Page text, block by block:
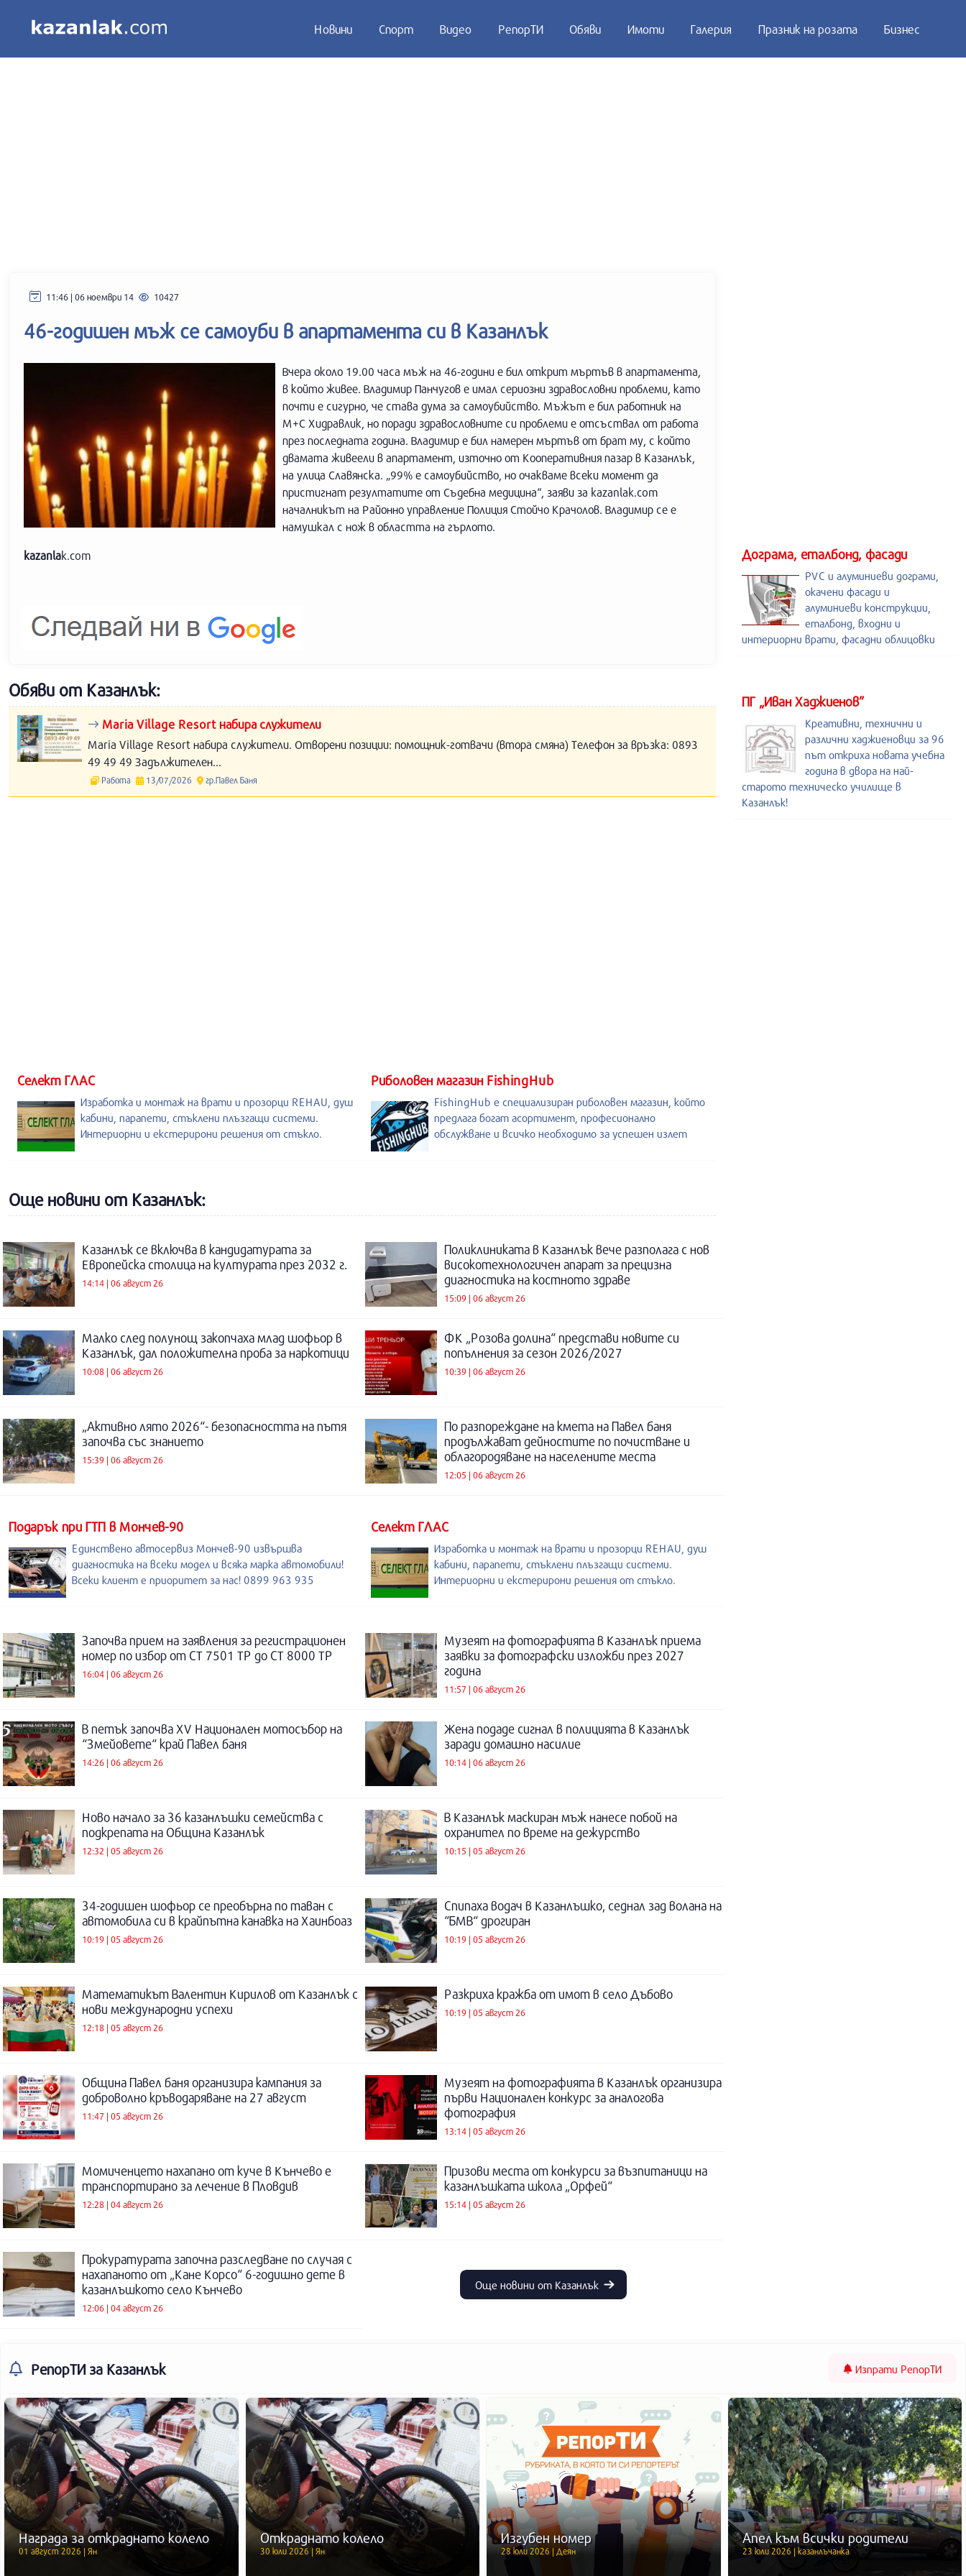
Новини Спорт Видео РепорТИ Обяви Имоти Галерия Празник на розата Бизнес
11:46 | 06 ноември 14 10427
46-годишен мъж се самоуби в апартамента си в Казанлък
Вчера около 19.00 часа мъж на 46-години е бил открит мъртъв в апартамента,
в който живее. Владимир Панчугов е имал сериозни здравословни проблеми, като
почти е сигурно, че става дума за самоубийство. Мъжът е бил работник на
М+С Хидравлик, но поради здравословните си проблеми е отсъствал от работа
през последната година. Владимир е бил намерен мъртъв от брат му, с който
двамата живеели в апартамент, източно от Кооперативния пазар в Казанлък,
на улица Славянска. „99% е самоубийство, но очакваме всеки момент да
пристигнат резултатите от Съдебна медицина“, заяви за kazanlak.com
началникът на Районно управление Полиция Стойчо Крачолов. Владимир се е
намушкал с нож в областта на гърлото.
kazanlak.com
Обяви от Казанлък:
Maria Village Resort набира служители
Maria Village Resort набира служители. Отворени позиции: помощник-готвачи (втора смяна) Телефон за връзка: 0893
49 49 49 Задължителен...
Работа 13/07/2026 гр.Павел Баня
Дограма, еталбонд, фасади
PVC и алуминиеви дограми,
окачени фасади и
алуминиеви конструкции,
еталбонд, входни и
интериорни врати, фасадни облицовки
ПГ „Иван Хаджиенов”
Креативни, технични и
различни хаджиеновци за 96
път откриха новата учебна
година в двора на най-
старото техническо училище в
Казанлък!
Селект ГЛАС
Изработка и монтаж на врати и прозорци REHAU, душ
кабини, парапети, стъклени плъзгащи системи.
Интериорни и екстерирони решения от стъкло.
Риболовен магазин FishingHub
FishingHub е специализиран риболовен магазин, който
предлага богат асортимент, професионално
обслужване и всичко необходимо за успешен излет
Още новини от Казанлък:
Казанлък се включва в кандидатурата за
Европейска столица на културата през 2032 г.
14:14 | 06 август 26
Поликлиниката в Казанлък вече разполага с нов
високотехнологичен апарат за прецизна
диагностика на костното здраве
15:09 | 06 август 26
Малко след полунощ закопчаха млад шофьор в
Казанлък, дал положителна проба за наркотици
10:08 | 06 август 26
ФК „Розова долина“ представи новите си
попълнения за сезон 2026/2027
10:39 | 06 август 26
„Активно лято 2026“- безопасността на пътя
започва със знанието
15:39 | 06 август 26
По разпореждане на кмета на Павел баня
продължават дейностите по почистване и
облагородяване на населените места
12:05 | 06 август 26
Подарък при ГТП в Мончев-90
Единствено автосервиз Мончев-90 извършва
диагностика на всеки модел и всяка марка автомобили!
Всеки клиент е приоритет за нас! 0899 963 935
Селект ГЛАС
Изработка и монтаж на врати и прозорци REHAU, душ
кабини, парапети, стъклени плъзгащи системи.
Интериорни и екстерирони решения от стъкло.
Започва прием на заявления за регистрационен
номер по избор от СТ 7501 ТР до СТ 8000 ТР
16:04 | 06 август 26
Музеят на фотографията в Казанлък приема
заявки за фотографски изложби през 2027
година
11:57 | 06 август 26
В петък започва XV Национален мотосъбор на
“Змейовете“ край Павел баня
14:26 | 06 август 26
Жена подаде сигнал в полицията в Казанлък
заради домашно насилие
10:14 | 06 август 26
Ново начало за 36 казанлъшки семейства с
подкрепата на Община Казанлък
12:32 | 05 август 26
В Казанлък маскиран мъж нанесе побой на
охранител по време на дежурство
10:15 | 05 август 26
34-годишен шофьор се преобърна по таван с
автомобила си в крайпътна канавка на Хаинбоаз
10:19 | 05 август 26
Спипаха водач в Казанлъшко, седнал зад волана на
“БМВ“ дрогиран
10:19 | 05 август 26
Математикът Валентин Кирилов от Казанлък с
нови международни успехи
12:18 | 05 август 26
Разкриха кражба от имот в село Дъбово
10:19 | 05 август 26
Община Павел баня организира кампания за
доброволно кръводаряване на 27 август
11:47 | 05 август 26
Музеят на фотографията в Казанлък организира
първи Национален конкурс за аналогова
фотография
13:14 | 05 август 26
Момиченцето нахапано от куче в Кънчево е
транспортирано за лечение в Пловдив
12:28 | 04 август 26
Призови места от конкурси за възпитаници на
казанлъшката школа „Орфей“
15:14 | 05 август 26
Прокуратурата започна разследване по случая с
нахапаното от „Кане Корсо“ 6-годишно дете в
казанлъшкото село Кънчево
12:06 | 04 август 26
Още новини от Казанлък
РепорТИ за Казанлък Изпрати РепорТИ
Награда за откраднато колело
01 август 2026 | Ян
Откраднато колело
30 юли 2026 | Ян
Изгубен номер
28 юли 2026 | Деян
Апел към всички родители
23 юли 2026 | казанлъчанка